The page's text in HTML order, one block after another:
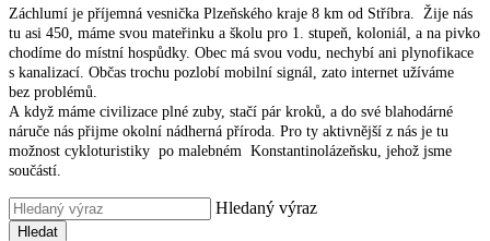
Záchlumí je příjemná vesnička Plzeňského kraje 8 km od Stříbra. Žije nás
tu asi 450, máme svou mateřinku a školu pro 1. stupeň, koloniál, a na pivko
chodíme do místní hospůdky. Obec má svou vodu, nechybí ani plynofikace
s kanalizací. Občas trochu pozlobí mobilní signál, zato internet užíváme
bez problémů.
A když máme civilizace plné zuby, stačí pár kroků, a do své blahodárné
náruče nás přijme okolní nádherná příroda. Pro ty aktivnější z nás je tu
možnost cykloturistiky po malebném Konstantinolázeňsku, jehož jsme
součástí.
Hledaný výraz
Hledat